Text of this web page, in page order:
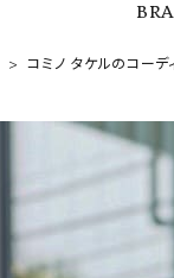
コミノ タケルのコーデ